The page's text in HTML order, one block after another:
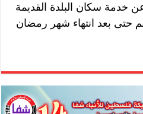
خدمة سكان البلدة القديمة
حتى بعد انتهاء شهر رمضان